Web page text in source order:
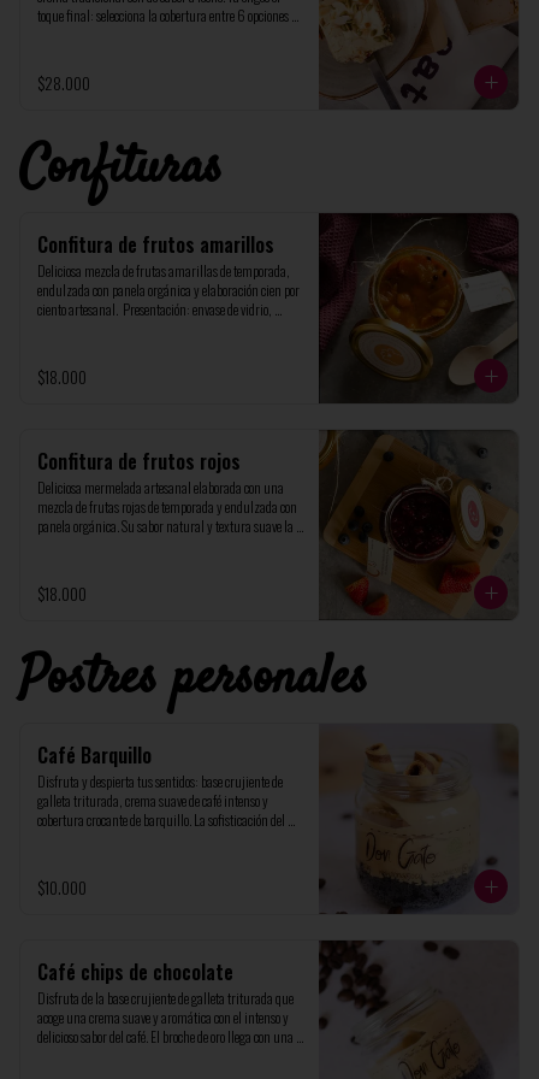
toque final: selecciona la cobertura entre 6 opciones
almendra y nuez; choco-maní. Contenido neto de
450g, empacado en caja DON GATO. Ideal 4 para
$28.000
Confituras
Confitura de frutos amarillos
Deliciosa mezcla de frutas amarillas de temporada,
endulzada con panela orgánica y elaboración cien por
ciento artesanal.  Presentación: envase de vidrio,
$18.000
Confitura de frutos rojos
Deliciosa mermelada artesanal elaborada con una
mezcla de frutas rojas de temporada y endulzada con
panela orgánica. Su sabor natural y textura suave la
cada detalle del proceso artesanal.
$18.000
Postres personales
Café Barquillo
Disfruta y despierta tus sentidos: base crujiente de
galleta triturada, crema suave de café intenso y
cobertura crocante de barquillo. La sofisticación del
$10.000
Café chips de chocolate
Disfruta de la base crujiente de galleta triturada que
acoge una crema suave y aromática con el intenso y
delicioso sabor del café. El broche de oro llega con una